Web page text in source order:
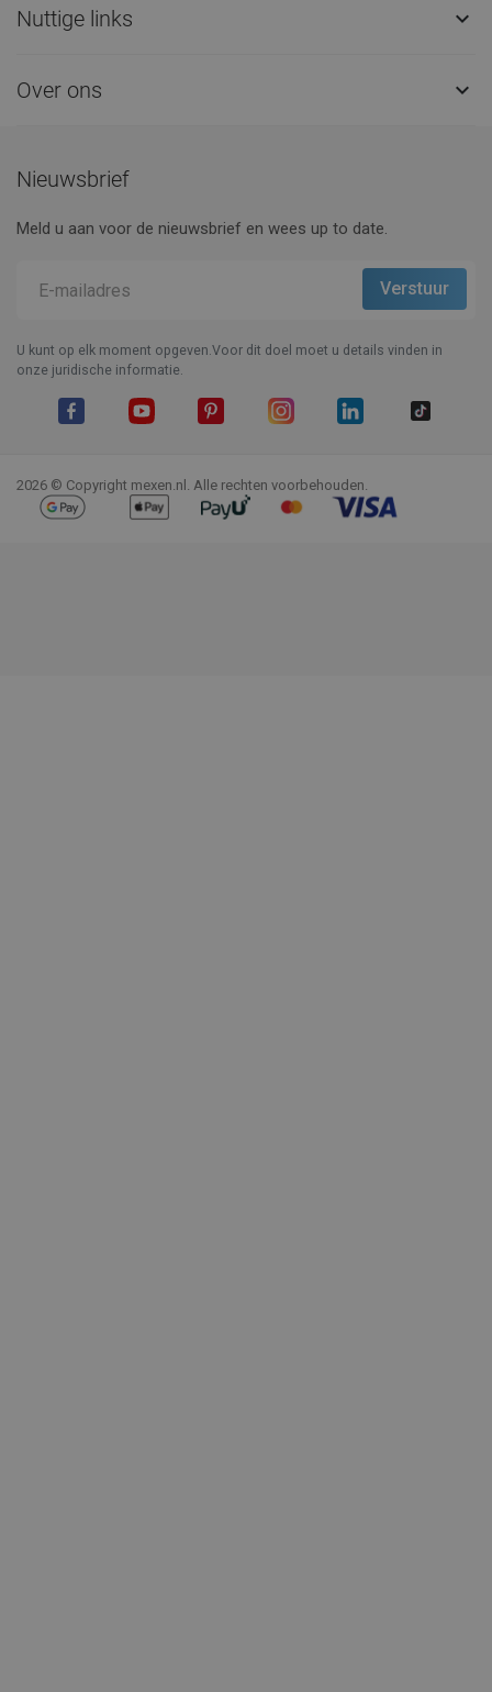
Nuttige links 
Over ons 
Nieuwsbrief
Meld u aan voor de nieuwsbrief en wees up to date.
U kunt op elk moment opgeven.Voor dit doel moet u details vinden in
onze juridische informatie.
2026 © Copyright mexen.nl. Alle rechten voorbehouden.